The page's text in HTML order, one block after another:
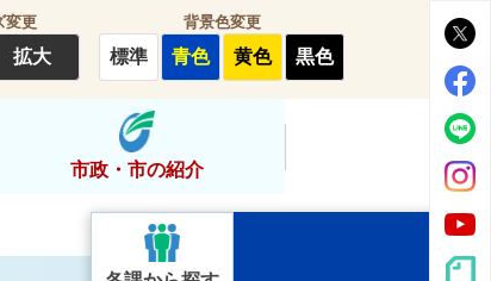
変更
拡大
背景色変更
標準 青色 黄色 黒色
市政・市の紹介